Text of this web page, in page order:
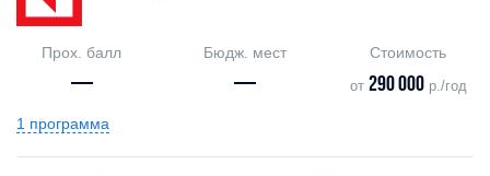
Прох. балл
—
Бюдж. мест
—
Стоимость
от 290 000р./год
1 программа